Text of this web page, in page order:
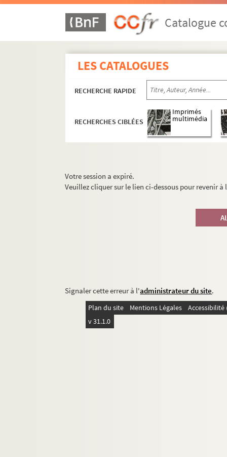
Catalogue
LES CATALOGUES
RECHERCHE RAPIDE
RECHERCHES CIBLÉES
Imprimés
multimédia
Votre session a expiré.
Veuillez cliquer sur le lien ci-dessous pour revenir
Signaler cette erreur à l'administrateur du site.
Plan du site Mentions Légales
v 31.1.0